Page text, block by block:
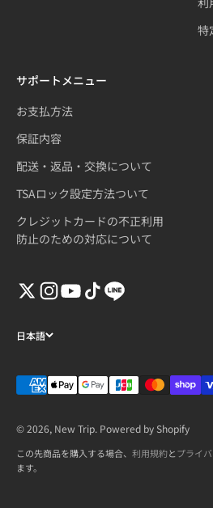
特
サポートメニュー
お支払方法
保証内容
配送・返品・交換について
TSAロック設定方法ついて
クレジットカードの不正利用
防止のための対応について
日本語
© 2026, New Trip. Powered by Shopify
この先商品を購入する場合、 利用規約とプライ
ます。